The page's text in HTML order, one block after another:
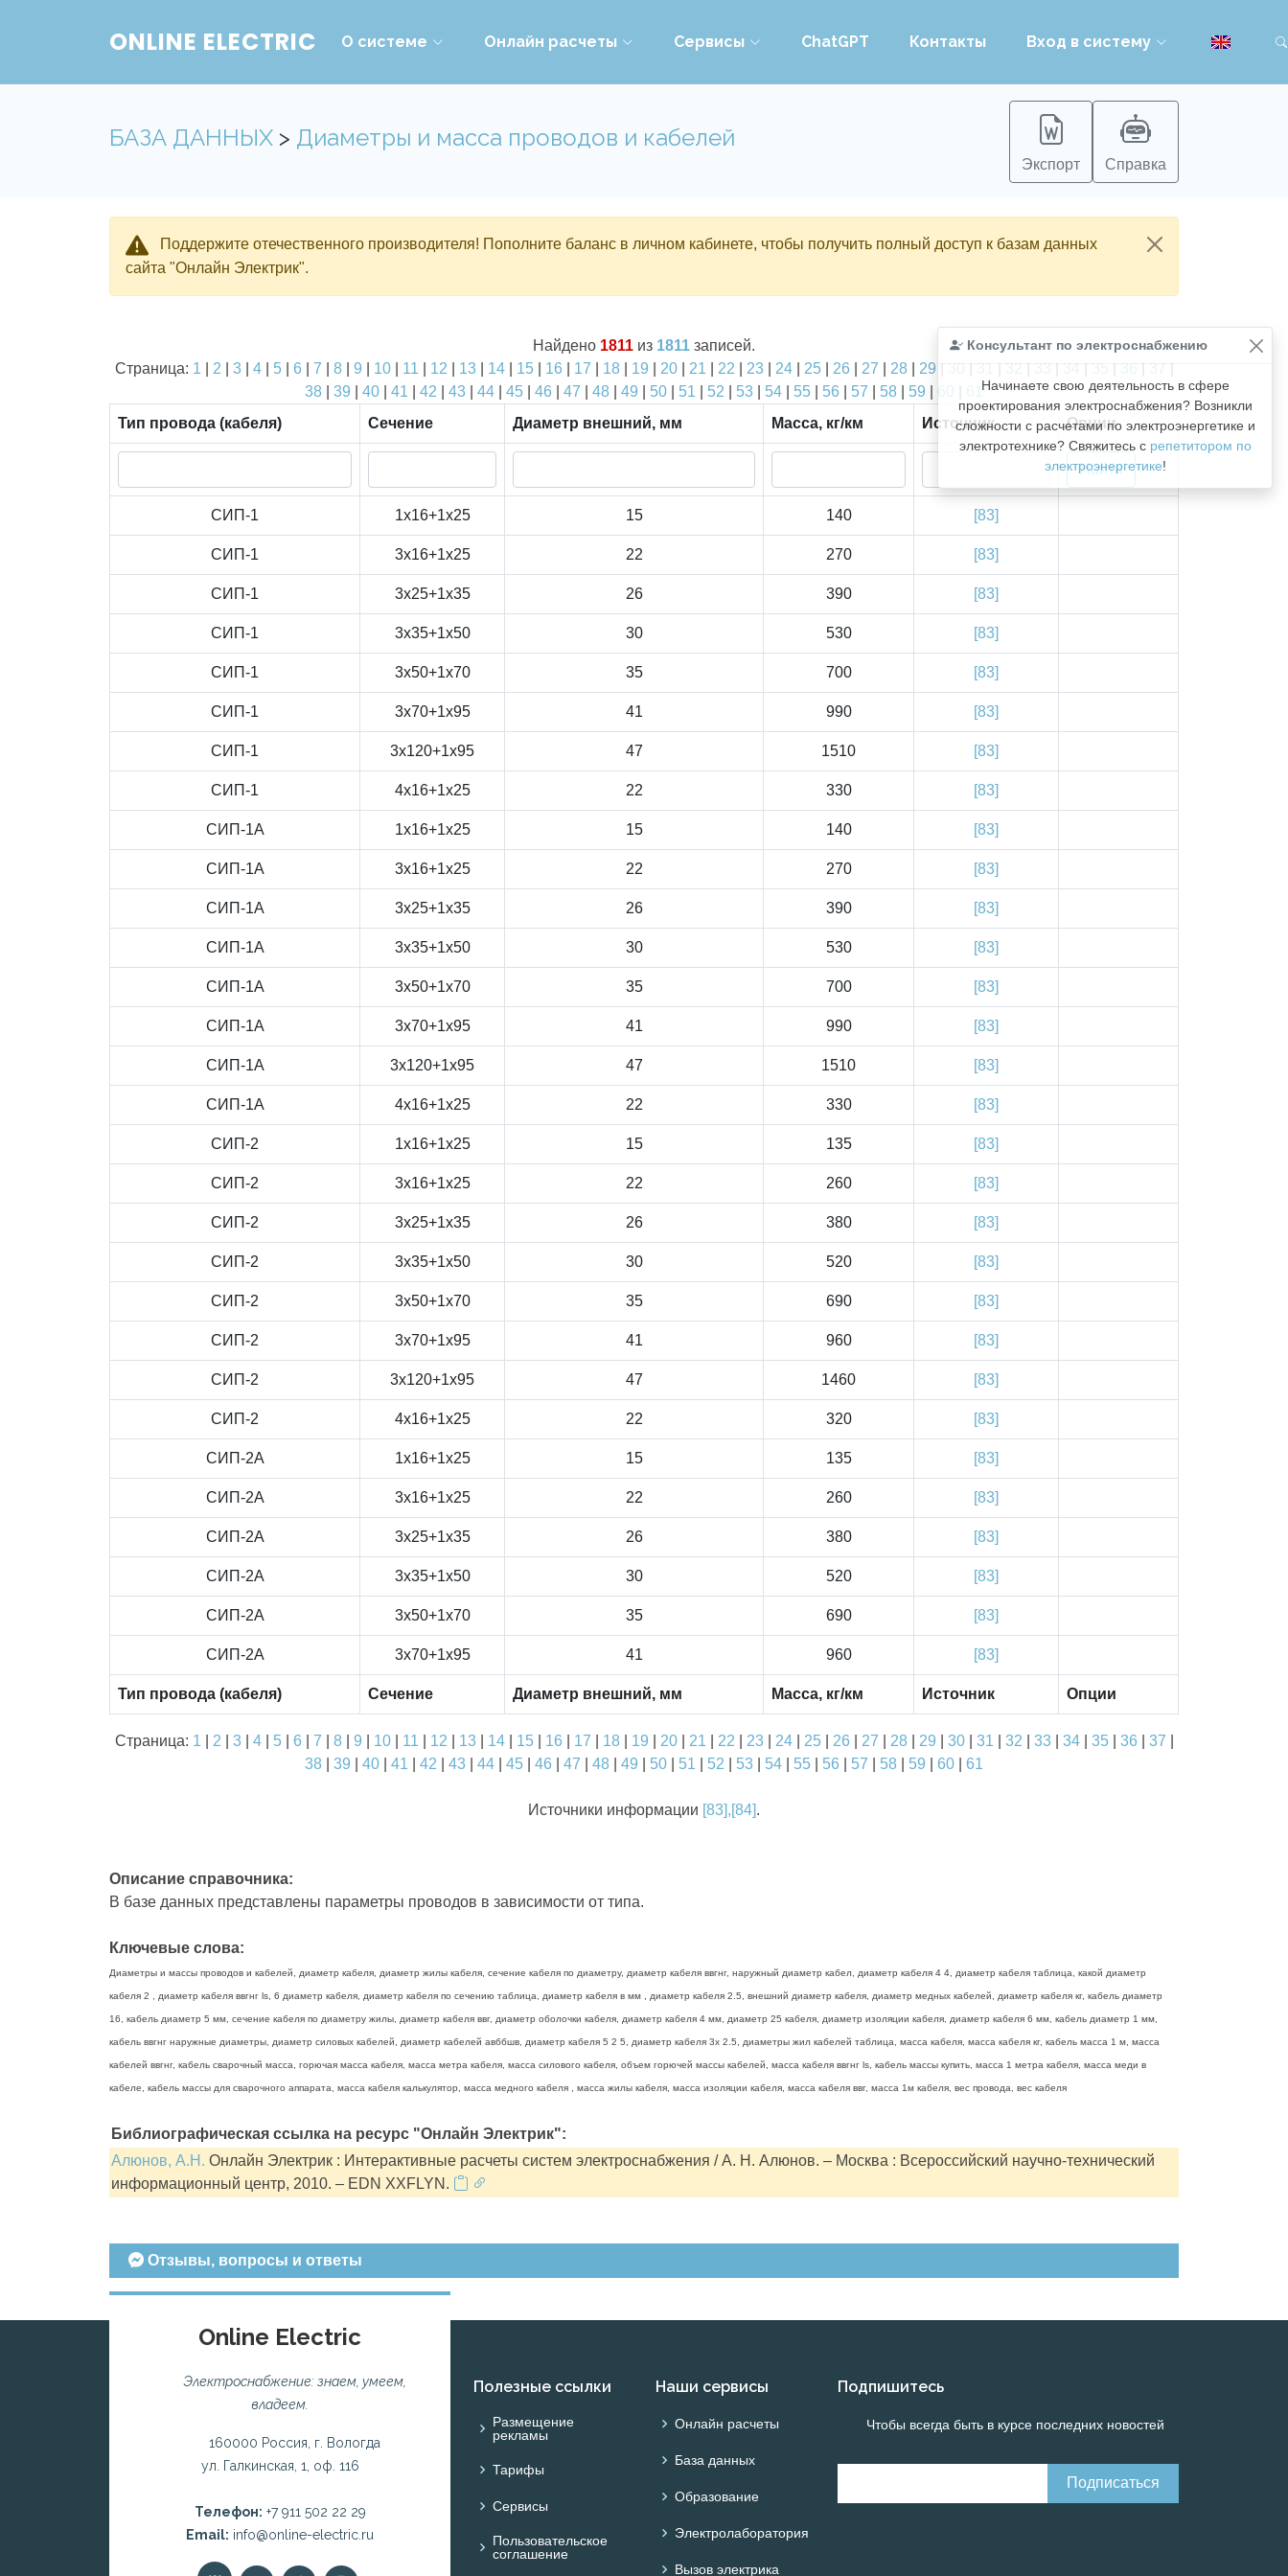
ONLINE ELECTRIC О системе Онлайн расчеты Сервисы ChatGPT Контакты Вход в систему
БАЗА ДАННЫХ > Диаметры и масса проводов и кабелей
Экспорт Справка
Поддержите отечественного производителя! Пополните баланс в личном кабинете, чтобы получить полный доступ к базам данных
сайта "Онлайн Электрик".
Консультант по электроснабжению
Начинаете свою деятельность в сфере
проектирования электроснабжения? Возникли
сложности с расчетами по электроэнергетике и
электротехнике? Свяжитесь с репетитором по
электроэнергетике!
Найдено 1811 из 1811 записей.
Страница: 1 2 3| 4| 5| 6 7 8| 9 10| 11 12 13| 14| 15| 16 17 18| 19 20| 21 22 23| 24| 25| 26 27 28| 29 | 30 | 31 | 32 | 33 | 34 | 35 | 36 | 37 |
38
39 40 41 42 43 44 45 46 47 48 49 50 51 52 53 54 55 56 57 58 59 60
61
Тип провода (кабеля)
Сечение Диаметр внешний, мм Масса, кг/км Источник Опции
СИП-1 1x16+1x25 15 140 [83]
СИП-1 3x16+1x25 22 270 [83]
СИП-1 3x25+1x35 26 390 [83]
СИП-1 3x35+1x50 30 530 [83]
СИП-1 3x50+1x70 35 700 [83]
СИП-1 3x70+1x95 41 990 [83]
СИП-1 3x120+1x95 47 1510 [83]
СИП-1 4x16+1x25 22 330 [83]
СИП-1А 1x16+1x25 15 140 [83]
СИП-1А 3x16+1x25 22 270 [83]
СИП-1А 3x25+1x35 26 390 [83]
СИП-1А 3x35+1x50 30 530 [83]
СИП-1А 3x50+1x70 35 700 [83]
СИП-1А 3x70+1x95 41 990 [83]
СИП-1А 3x120+1x95 47 1510 [83]
СИП-1А 4x16+1x25 22 330 [83]
СИП-2 1x16+1x25 15 135 [83]
СИП-2 3x16+1x25 22 260 [83]
СИП-2 3x25+1x35 26 380 [83]
СИП-2 3x35+1x50 30 520 [83]
СИП-2 3x50+1x70 35 690 [83]
СИП-2 3x70+1x95 41 960 [83]
СИП-2 3x120+1x95 47 1460 [83]
СИП-2 4x16+1x25 22 320 [83]
СИП-2А 1x16+1x25 15 135 [83]
СИП-2А 3x16+1x25 22 260 [83]
СИП-2А 3x25+1x35 26 380 [83]
СИП-2А 3x35+1x50 30 520 [83]
СИП-2А 3x50+1x70 35 690 [83]
СИП-2А 3x70+1x95 41 960 [83]
Тип провода (кабеля) Сечение Диаметр внешний, мм Масса, кг/км Источник Опции
Страница: 1 2 3| 4| 5| 6 7 8| 9 10| 11 12 13| 14| 15| 16 17 18| 19 20| 21 22 23| 24| 25| 26 27 28| 29 30| 31 32 33| 34| 35| 36 37
38
39 40 41 42 43 44 45 46 47 48 49 50 51 52 53 54 55 56 57 58 59 60 61
Источники информации [83],[84].
Описание справочника:
В базе данных представлены параметры проводов в зависимости от типа.
Ключевые слова:
Диаметры и массы проводов и кабелей, диаметр кабеля, диаметр жилы кабеля, сечение кабеля по диаметру, диаметр кабеля ввгнг, наружный диаметр кабел, диаметр кабеля 4 4, диаметр кабеля таблица, какой диаметр
кабеля 2 , диаметр кабеля ввгнг ls, 6 диаметр кабеля, диаметр кабеля по сечению таблица, диаметр кабеля в мм , диаметр кабеля 2.5, внешний диаметр кабеля, диаметр медных кабелей, диаметр кабеля кг, кабель диаметр
16, кабель диаметр 5 мм, сечение кабеля по диаметру жилы, диаметр кабеля ввг, диаметр оболочки кабеля, диаметр кабеля 4 мм, диаметр 25 кабеля, диаметр изоляции кабеля, диаметр кабеля 6 мм, кабель диаметр 1 мм,
кабель ввгнг наружные диаметры, диаметр силовых кабелей, диаметр кабелей авббшв, диаметр кабеля 5 2 5, диаметр кабеля 3х 2.5, диаметры жил кабелей таблица, масса кабеля, масса кабеля кг, кабель масса 1 м, масса
кабелей ввгнг, кабель сварочный масса, горючая масса кабеля, масса метра кабеля, масса силового кабеля, объем горючей массы кабелей, масса кабеля ввгнг ls, кабель массы купить, масса 1 метра кабеля, масса меди в
кабеле, кабель массы для сварочного аппарата, масса кабеля калькулятор, масса медного кабеля , масса жилы кабеля, масса изоляции кабеля, масса кабеля ввг, масса 1м кабеля, вес провода, вес кабеля
Библиографическая ссылка на ресурс "Онлайн Электрик":
Алюнов, А.Н. Онлайн Электрик : Интерактивные расчеты систем электроснабжения / А. Н. Алюнов. – Москва : Всероссийский научно-технический
информационный центр, 2010. – EDN XXFLYN.
Отзывы, вопросы и ответы
Online Electric
Электроснабжение: знаем, умеем,
владеем.
160000 Россия, г. Вологда
ул. Галкинская, 1, оф. 116
Телефон: +7 911 502 22 29
Email: info@online-electric.ru
Полезные ссылки
Размещение
рекламы
Тарифы
Сервисы
Пользовательское
соглашение
Наши сервисы
Онлайн расчеты
База данных
Образование
Электролаборатория
Вызов электрика
Подпишитесь
Чтобы всегда быть в курсе последних новостей